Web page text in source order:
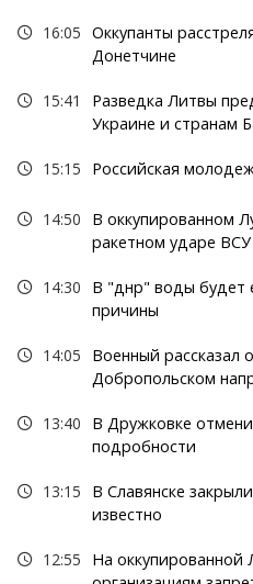
16:05 Оккупанты
Донетчине
15:41
Разведка Литвы
Украине и странам
15:15 Российская
14:50
В оккупированном
ракетном ударе ВСУ
14:30
В "днр" воды будет
причины
14:05
Военный рассказал
Добропольском
13:40
В Дружковке
подробности
13:15
В Славянске
известно
12:55
На